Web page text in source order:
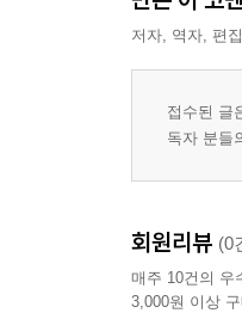
저자, 역자, 편
접수된 글
독자 분들
회원리뷰 (0
매주 10건의 우
3,000원 이상